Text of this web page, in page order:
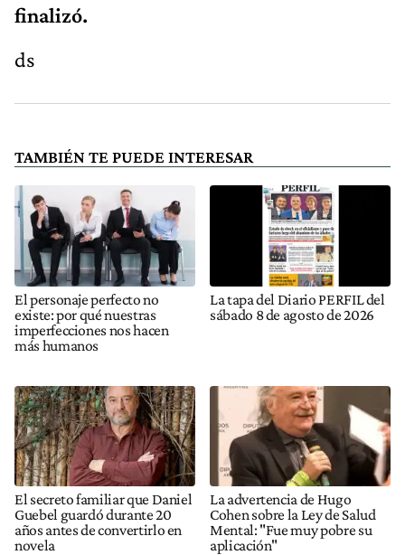
finalizó.
ds
TAMBIÉN TE PUEDE INTERESAR
El personaje perfecto no
existe: por qué nuestras
imperfecciones nos hacen
más humanos
La tapa del Diario PERFIL del
sábado 8 de agosto de 2026
El secreto familiar que Daniel
Guebel guardó durante 20
años antes de convertirlo en
novela
La advertencia de Hugo
Cohen sobre la Ley de Salud
Mental: "Fue muy pobre su
aplicación"